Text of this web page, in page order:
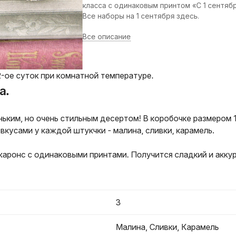
класса с одинаковым принтом «С 1
Все наборы на 1 сентября здесь.
Все описание
суток при комнатной температуре.
но очень стильным десертом! В коробочке
у каждой штукчки - малина, сливки, карамель.
с одинаковыми принтами. Получится сладкий и
3
Малина, Сливки, Карамель